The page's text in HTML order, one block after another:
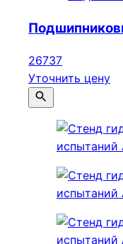
26737
Уточнить цену